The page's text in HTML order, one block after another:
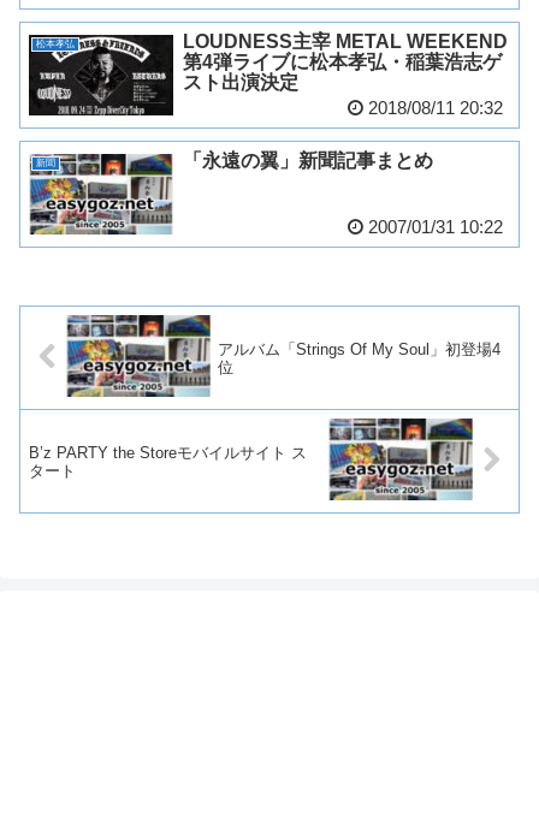
松本孝弘
LOUDNESS主宰 METAL WEEKEND
第4弾ライブに松本孝弘・稲葉浩志ゲ
スト出演決定
2018/08/11 20:32
新聞 「永遠の翼」新聞記事まとめ
2007/01/31 10:22
アルバム「Strings Of My Soul」初登場4
位
B’z PARTY the Storeモバイルサイト ス
タート